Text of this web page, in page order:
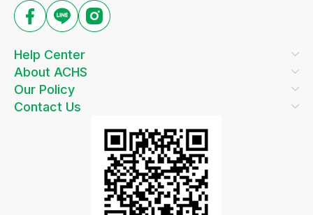
Help Center
About ACHS
Our Policy
Contact Us